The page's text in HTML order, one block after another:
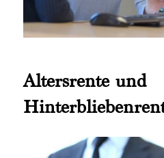
Altersrente und